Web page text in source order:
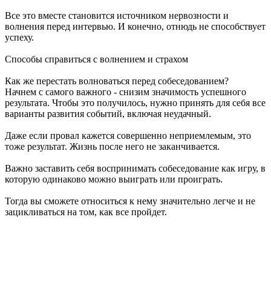
Все это вместе становится источником нервозности и
волнения перед интервью. И конечно, отнюдь не способствует
успеху.
Способы справиться с волнением и страхом
Как же перестать волноваться перед собеседованием?
Начнем с самого важного - снизим значимость успешного
результата. Чтобы это получилось, нужно принять для себя все
варианты развития событий, включая неудачный.
Даже если провал кажется совершенно неприемлемым, это
тоже результат. Жизнь после него не заканчивается.
Важно заставить себя воспринимать собеседование как игру, в
которую одинаково можно выиграть или проиграть.
Тогда вы сможете относиться к нему значительно легче и не
зацикливаться на том, как все пройдет.